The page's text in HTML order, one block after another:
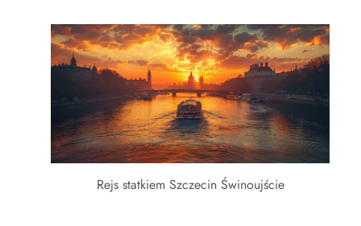
Rejs statkiem Szczecin Świnoujście